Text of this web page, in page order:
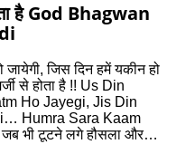
है God Bhagwan
जायेगी, जिस दिन हमें यकीन हो
से होता है !! Us Din
Ho Jayegi, Jis Din
Humra Sara Kaam
भी टूटने लगे हौसला और…